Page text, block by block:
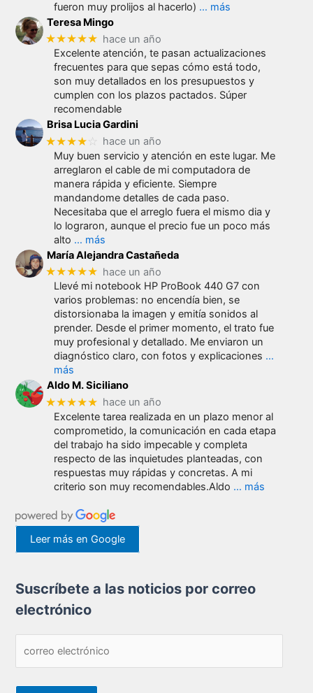
fueron muy prolijos al hacerlo) … más
Teresa Mingo
★★★★★ hace un año
Excelente atención, te pasan actualizaciones
frecuentes para que sepas cómo está todo,
son muy detallados en los presupuestos y
cumplen con los plazos pactados. Súper
recomendable
Brisa Lucia Gardini
★★★★ ☆
hace un año
Muy buen servicio y atención en este lugar. Me
arreglaron el cable de mi computadora de
manera rápida y eficiente. Siempre
mandandome detalles de cada paso.
Necesitaba que el arreglo fuera el mismo dia y
lo lograron, aunque el precio fue un poco más
alto … más
María Alejandra Castañeda
★★★★★ hace un año
Llevé mi notebook HP ProBook 440 G7 con
varios problemas: no encendía bien, se
distorsionaba la imagen y emitía sonidos al
prender. Desde el primer momento, el trato fue
muy profesional y detallado. Me enviaron un
diagnóstico claro, con fotos y explicaciones …
más
Aldo M. Siciliano
★★★★★ hace un año
Excelente tarea realizada en un plazo menor al
comprometido, la comunicación en cada etapa
del trabajo ha sido impecable y completa
respecto de las inquietudes planteadas, con
respuestas muy rápidas y concretas. A mi
criterio son muy recomendables.Aldo … más
Leer más en Google
Suscríbete a las noticios por correo
electrónico
r